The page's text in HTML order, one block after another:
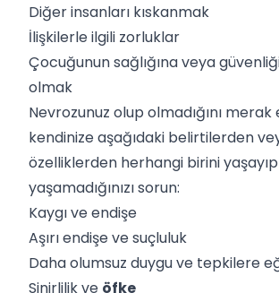
Diğer insanları kıskanmak
İlişkilerle ilgili zorluklar
Çocuğunun sağlığına veya
olmak
Nevrozunuz olup olmadığını merak
kendinize aşağıdaki belirtilerden
özelliklerden herhangi birini yaşayıp
yaşamadığınızı sorun:
Kaygı ve endişe
Aşırı endişe ve suçluluk
Daha olumsuz duygu ve tepkilere
Sinirlilik ve öfke